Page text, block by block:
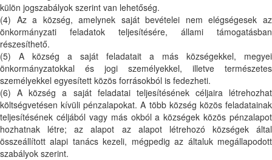
külön jogszabályok szerint van lehetőség.
(4) Az a község, amelynek saját bevételei nem elégségesek az
önkormányzati feladatok teljesítésére, állami támogatásban
részesíthető.
(5) A község a saját feladatait a más községekkel, megyei
önkormányzatokkal és jogi személyekkel, illetve természetes
személyekkel egyesített közös forrásokból is fedezheti.
(6) A község a saját feladatai teljesítésének céljaira létrehozhat
költségvetésen kívüli pénzalapokat. A több község közös feladatainak
teljesítésének céljából vagy más okból a községek közös pénzalapot
hozhatnak létre; az alapot az alapot létrehozó községek által
összeállított alapi tanács kezeli, mégpedig az általuk megállapodott
szabályok szerint.